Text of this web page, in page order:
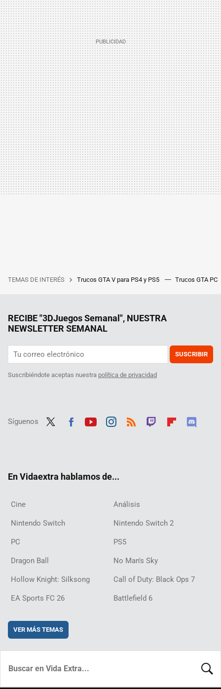
TEMAS DE INTERÉS Trucos GTA V para PS4 y PS5 Trucos GTA PC
RECIBE "3DJuegos Semanal", NUESTRA
NEWSLETTER SEMANAL
SUSCRIBIR
Suscribiéndote aceptas nuestra política de privacidad
Síguenos
En Vidaextra hablamos de...
Cine Análisis
Nintendo Switch Nintendo Switch 2
PC PS5
Dragon Ball No Man's Sky
Hollow Knight: Silksong Call of Duty: Black Ops 7
EA Sports FC 26 Battlefield 6
VER MÁS TEMAS